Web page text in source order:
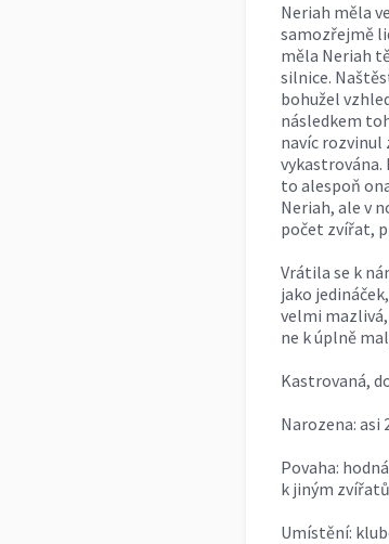
Neriah měla
samozřejmě
měla Neriah
silnice.
bohužel
následkem
navíc rozvinul
vykastrována.
to alespoň
Neriah, ale v
počet zvířat,
Vrátila se k
jako
velmi
ne k úplně
Kastrovaná,
Narozena: asi
Povaha:
k jiným
Umístění: